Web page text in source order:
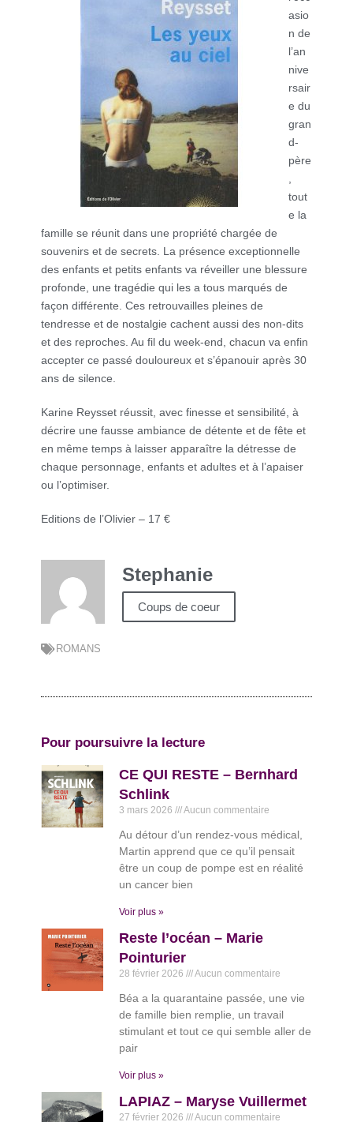
asio
n de
l’an
nive
rsair
e du
gran
d-
père
,
tout
e la
famille se réunit dans une propriété chargée de
souvenirs et de secrets. La présence exceptionnelle
des enfants et petits enfants va réveiller une blessure
profonde, une tragédie qui les a tous marqués de
façon différente. Ces retrouvailles pleines de
tendresse et de nostalgie cachent aussi des non-dits
et des reproches. Au fil du week-end, chacun va enfin
accepter ce passé douloureux et s’épanouir après 30
ans de silence.
Karine Reysset réussit, avec finesse et sensibilité, à
décrire une fausse ambiance de détente et de fête et
en même temps à laisser apparaître la détresse de
chaque personnage, enfants et adultes et à l’apaiser
ou l’optimiser.
Editions de l’Olivier – 17 €
Stephanie
Coups de coeur
ROMANS
Pour poursuivre la lecture
CE QUI RESTE – Bernhard
Schlink
3 mars 2026 Aucun commentaire
Au détour d’un rendez-vous médical,
Martin apprend que ce qu’il pensait
être un coup de pompe est en réalité
un cancer bien
Voir plus »
Reste l’océan – Marie
Pointurier
28 février 2026 Aucun commentaire
Béa a la quarantaine passée, une vie
de famille bien remplie, un travail
stimulant et tout ce qui semble aller de
pair
Voir plus »
LAPIAZ – Maryse Vuillermet
27 février 2026 Aucun commentaire